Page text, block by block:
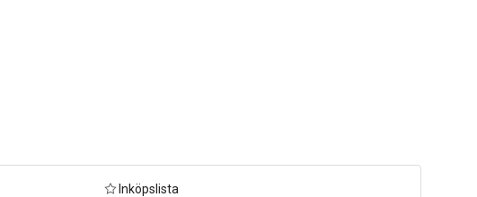
Inköpslista